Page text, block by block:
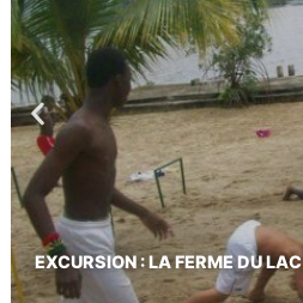
EXCURSION : LA FERME DU LAC